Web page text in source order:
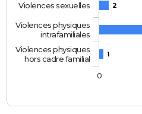
2
1
Violences sexuelles
Violences physiques
intrafamiliales
Violences physiques
hors cadre familial
0